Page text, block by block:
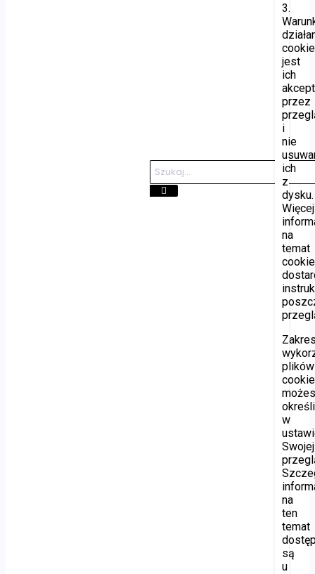
3.
jest
ich
przez
i
nie
ich
z
dysku.
Więcej
na
temat
plików
w
Swojej
na
ten
temat
są
u